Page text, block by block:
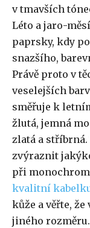
v tmavších
Léto a jaro-
paprsky, kdy
snazšího,
Právě proto v
veselejších
směřuje k
žlutá, jemná
zlatá a
zvýraznit
při
kvalitní
kůže a věřte,
jiného